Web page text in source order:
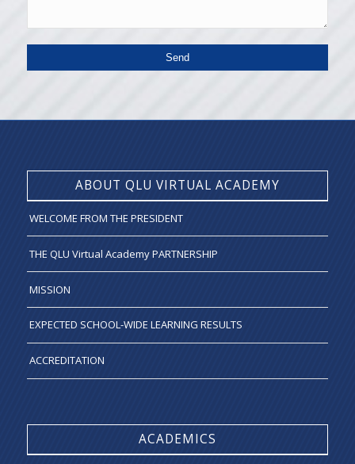
ABOUT QLU VIRTUAL ACADEMY
WELCOME FROM THE PRESIDENT
THE QLU Virtual Academy PARTNERSHIP
MISSION
EXPECTED SCHOOL-WIDE LEARNING RESULTS
ACCREDITATION
ACADEMICS